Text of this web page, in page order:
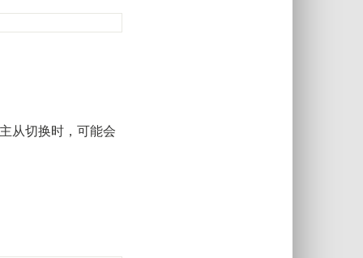
从切换时，可能会